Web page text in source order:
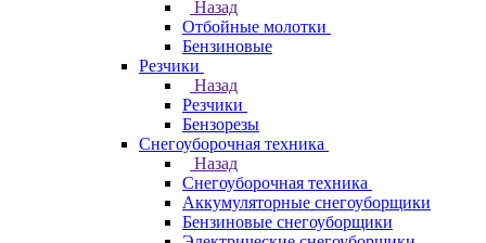
Назад
Отбойные молотки
Бензиновые
Резчики
Назад
Резчики
Бензорезы
Снегоуборочная техника
Назад
Снегоуборочная техника
Аккумуляторные снегоуборщики
Бензиновые снегоуборщики